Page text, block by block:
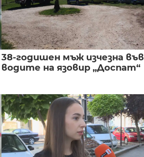
38-годишен мъж изчезна във
водите на язовир „Доспат“